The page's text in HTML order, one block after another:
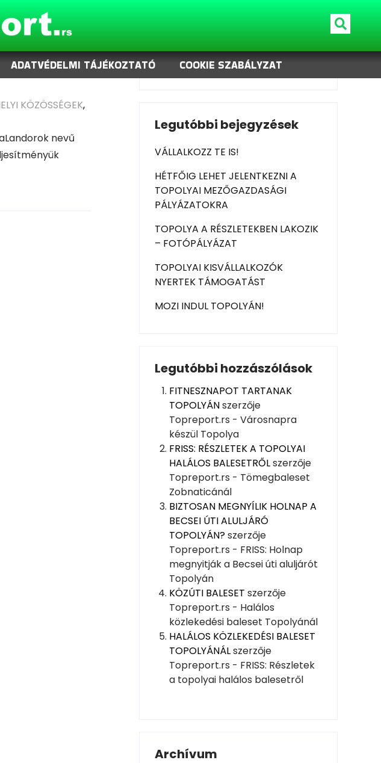
ADATVÉDELMI TÁJÉKOZTATÓ COOKIE SZABÁLYZAT
ÉRT EL A
KÖZÖSSÉGEK,
nevű
Keresés
Keresés
Legutóbbi bejegyzések
VÁLLALKOZZ TE IS!
HÉTFŐIG LEHET JELENTKEZNI A
TOPOLYAI MEZŐGAZDASÁGI
PÁLYÁZATOKRA
TOPOLYA A RÉSZLETEKBEN LAKOZIK
– FOTÓPÁLYÁZAT
TOPOLYAI KISVÁLLALKOZÓK
NYERTEK TÁMOGATÁST
MOZI INDUL TOPOLYÁN!
Legutóbbi hozzászólások
FITNESZNAPOT TARTANAK
TOPOLYÁNszerzője
Topreport.rs - Városnapra
készül Topolya
FRISS: RÉSZLETEK A TOPOLYAI
HALÁLOS BALESETRŐLszerzője
Topreport.rs - Tömegbaleset
Zobnaticánál
BIZTOSAN MEGNYÍLIK HOLNAP A
BECSEI ÚTI ALULJÁRÓ
TOPOLYÁN?szerzője
Topreport.rs - FRISS: Holnap
megnyitják a Becsei úti aluljárót
Topolyán
KÖZÚTI BALESET szerzője
Topreport.rs - Halálos
közlekedési baleset Topolyánál
HALÁLOS KÖZLEKEDÉSI BALESET
TOPOLYÁNÁLszerzője
Topreport.rs - FRISS: Részletek
a topolyai halálos balesetről
Archívum